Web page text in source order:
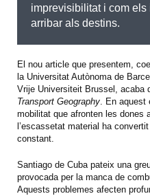
imprevisibilitat i com
arribar als destins.
El nou article que presentem,
la Universitat Autònoma de
Vrije Universiteit Brussel, acaba
Transport Geography. En aquest
mobilitat que afronten les dones
l’escassetat material ha
constant.
Santiago de Cuba pateix una
provocada per la manca de
Aquests problemes afecten